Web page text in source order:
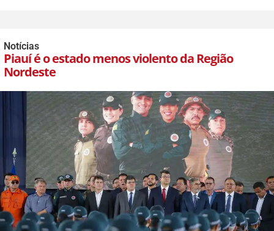
Notícias
Piauí é o estado menos violento da Região
Nordeste